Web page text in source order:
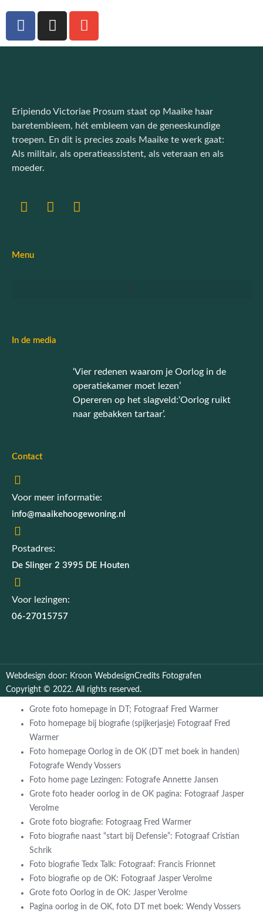
Eripiendo Victoriae Prosum staat op Maaike haar
baretembleem, hét embleem van de geneeskundige
troepen. En dit is precies zoals Maaike te werk gaat:
Als militair, als operatieassistent, als veteraan en als
moeder.
Menu
In de media
‘Vier redenen waarom je Oorlog in de
operatiekamer moet lezen’
Opereren op het slagveld:‘Oorlog ruikt
naar gebakken tartaar’.
Contact
Voor meer informatie:
info@maaikehoogewoning.nl
Postadres:
De Slinger 2 3995 DE Houten
Voor lezingen:
06-27015757
Webdesign door: Kroon WebdesignCredits Fotografen
Copyright © 2022. All rights reserved.
Grote foto homepage in DT; Fotograaf Fred Warmer
Foto homepage bij biografie (spijkerjasje) Fotograaf Fred
Warmer
Foto homepage Oorlog in de OK (DT met boek in handen)
Fotografe Wendy Vossers
Foto home page Lezingen: Fotografe Annette Jansen
Grote foto header oorlog in de OK pagina: Fotograaf Jasper
Verolme
Grote foto biografie: Fotograag Fred Warmer
Foto biografie naast “start bij Defensie”: Fotograaf Cristian
Schrik
Foto biografie Tedx Talk: Fotograaf: Francis Frionnet
Foto biografie op de OK: Fotograaf Jasper Verolme
Grote foto Oorlog in de OK: Jasper Verolme
Pagina oorlog in de OK, foto DT met boek: Wendy Vossers